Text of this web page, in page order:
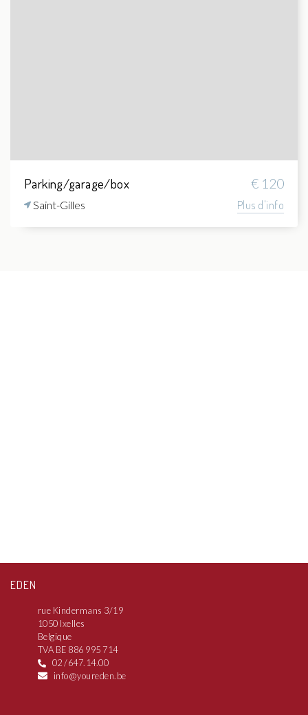
Parking/garage/box € 120
Saint-Gilles Plus d'info
EDEN
rue Kindermans 3/19
1050 Ixelles
Belgique
TVA BE 886 995 714
02 /647.14.00
info@youreden.be